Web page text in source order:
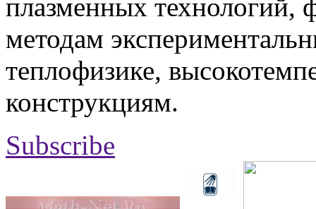
плазменных технологий,
методам
теплофизике,
конструкциям.
Subscribe